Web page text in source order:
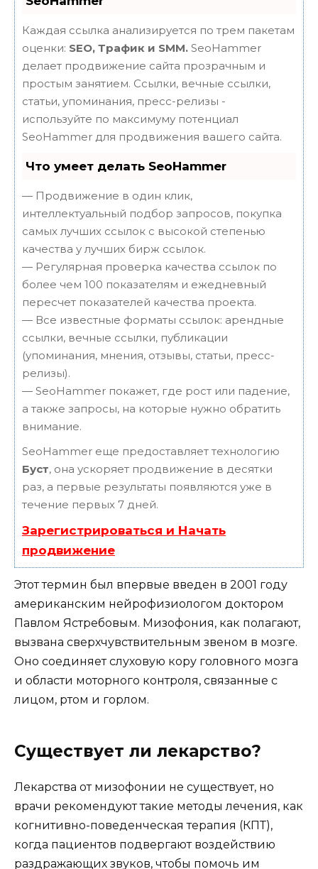
Каждая ссылка анализируется по трем пакетам
оценки: SEO, Трафик и SMM. SeoHammer
делает продвижение сайта прозрачным и
простым занятием. Ссылки, вечные ссылки,
статьи, упоминания, пресс-релизы -
используйте по максимуму потенциал
SeoHammer для продвижения вашего сайта.
Что умеет делать SeoHammer
— Продвижение в один клик,
интеллектуальный подбор запросов, покупка
самых лучших ссылок с высокой степенью
качества у лучших бирж ссылок.
— Регулярная проверка качества ссылок по
более чем 100 показателям и ежедневный
пересчет показателей качества проекта.
— Все известные форматы ссылок: арендные
ссылки, вечные ссылки, публикации
(упоминания, мнения, отзывы, статьи, пресс-
релизы).
— SeoHammer покажет, где рост или падение,
а также запросы, на которые нужно обратить
внимание.
SeoHammer еще предоставляет технологию
Буст, она ускоряет продвижение в десятки
раз, а первые результаты появляются уже в
течение первых 7 дней.
Зарегистрироваться и Начать
продвижение
Этот термин был впервые введен в 2001 году
американским нейрофизиологом доктором
Павлом Ястребовым. Мизофония, как полагают,
вызвана сверхчувствительным звеном в мозге.
Оно соединяет слуховую кору головного мозга
и области моторного контроля, связанные с
лицом, ртом и горлом.
Существует ли лекарство?
Лекарства от мизофонии не существует, но
врачи рекомендуют такие методы лечения, как
когнитивно-поведенческая терапия (КПТ),
когда пациентов подвергают воздействию
раздражающих звуков, чтобы помочь им